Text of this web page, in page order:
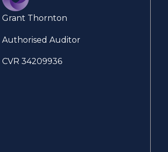
Grant Thornton
Authorised Auditor
CVR 34209936